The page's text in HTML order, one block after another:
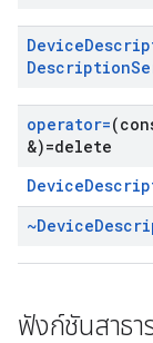
Device
Description
operator=
&)=delete
~Device
ฟังก์ชันสาธา